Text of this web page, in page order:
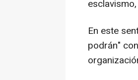
En este
podrán"